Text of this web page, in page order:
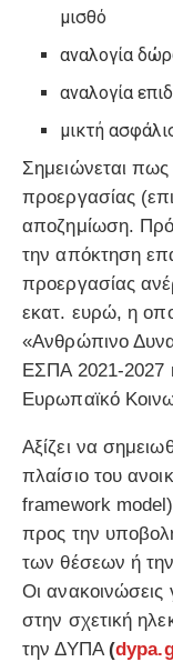
μισθό
αναλογία
αναλογία
μικτή
Σημειώνεται
προεργασίας
αποζημίωση.
την απόκτηση
προεργασίας
εκατ. ευρώ, η
«Ανθρώπινο
ΕΣΠΑ 2021-2027
Ευρωπαϊκό
Αξίζει να
πλαίσιο του
framework
προς την
των θέσεων ή
Οι ανακοινώσεις
στην σχετική
την ΔΥΠΑ(